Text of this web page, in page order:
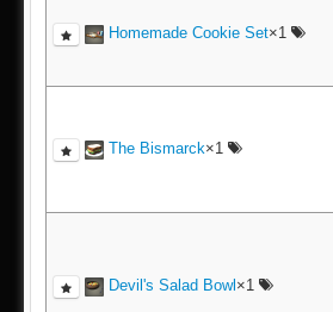
Homemade Cookie Set×1
The Bismarck×1
Devil's Salad Bowl ×1